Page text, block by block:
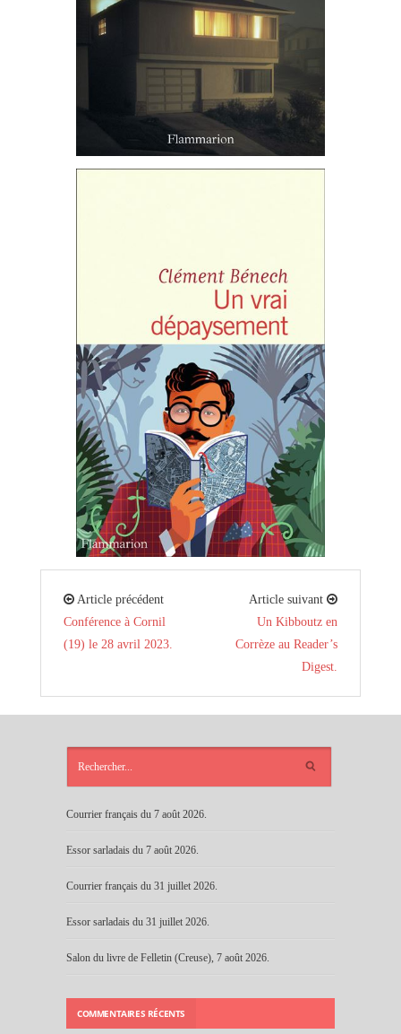
Article précédent
Conférence à Cornil
(19) le 28 avril 2023.
Article suivant
Un Kibboutz en
Corrèze au Reader’s
Digest.
Courrier français du 7 août 2026.
Essor sarladais du 7 août 2026.
Courrier français du 31 juillet 2026.
Essor sarladais du 31 juillet 2026.
Salon du livre de Felletin (Creuse), 7 août 2026.
COMMENTAIRES RÉCENTS